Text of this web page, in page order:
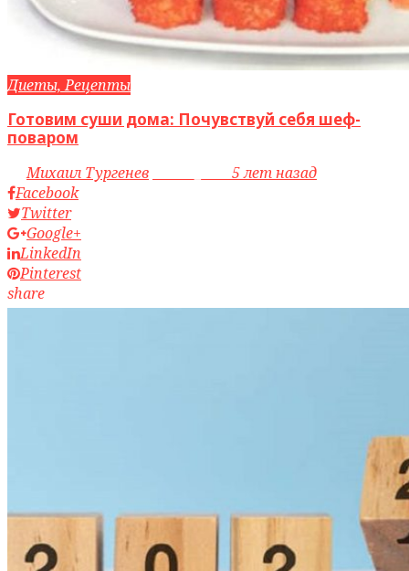
Диеты, Рецепты
Готовим суши дома: Почувствуй себя шеф-
поваром
byМихаил Тургенев
5 лет назад
Facebook
Twitter
Google+
LinkedIn
Pinterest
share